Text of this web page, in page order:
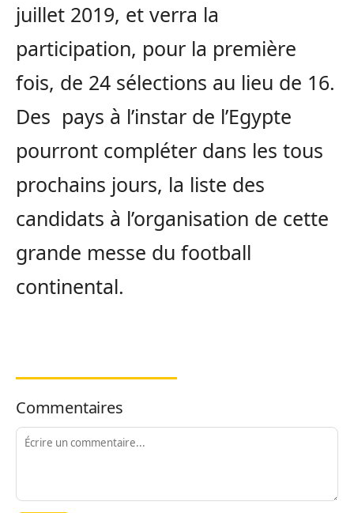
juillet 2019, et verra la
participation, pour la première
fois, de 24 sélections au lieu de 16.
Des pays à l’instar de l’Egypte
pourront compléter dans les tous
prochains jours, la liste des
candidats à l’organisation de cette
grande messe du football
continental.
Commentaires